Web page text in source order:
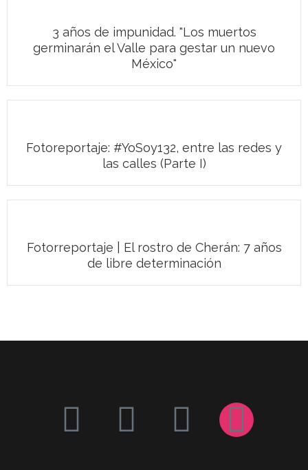
3 años de impunidad. "Los muertos
germinarán el Valle para gestar un nuevo
México"
Fotoreportaje: #YoSoy132, entre las redes y
las calles (Parte I)
Fotorreportaje | El rostro de Cherán: 7 años
de libre determinación